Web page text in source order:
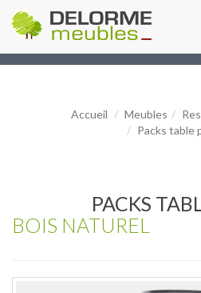
Accueil Meubles
Packs table
PACKS
BOIS NATUREL